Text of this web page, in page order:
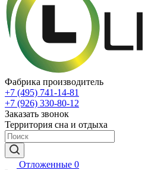
Фабрика производитель
+7 (495) 741-14-81
+7 (926) 330-80-12
Заказать звонок
Территория сна и отдыха
Отложенные 0